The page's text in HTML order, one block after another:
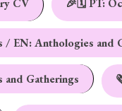
CV 🎉🗓️ PT:
/ EN: Anthologies and
and Gatherings